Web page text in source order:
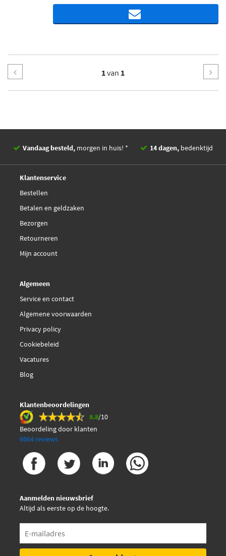
1van 1
Vandaag besteld, morgen in huis! * 14 dagen, bedenktijd
Klantenservice
Bestellen
Betalen en geldzaken
Bezorgen
Retourneren
Mijn account
Algemeen
Service en contact
Algemene voorwaarden
Privacy policy
Cookiebeleid
Vacatures
Blog
Klantenbeoordelingen
8.8/10
Beoordeling door klanten
6664 reviews
Aanmelden nieuwsbrief
Altijd als eerste op de hoogte.